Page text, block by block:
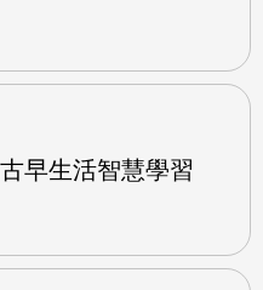
早生活智慧學習